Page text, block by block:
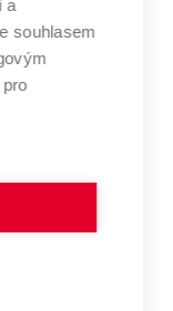
a
souhlasem